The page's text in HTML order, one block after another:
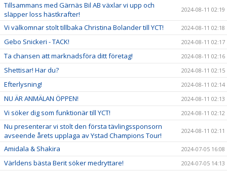
Tillsammans med Gärnäs Bil AB växlar vi upp och
släpper loss hästkrafter!
2024-08-11 02:19
Vi välkomnar stolt tillbaka Christina Bolander till YCT! 2024-08-11 02:18
Gebo Snickeri - TACK! 2024-08-11 02:17
Ta chansen att marknadsföra ditt företag! 2024-08-11 02:16
Shettisar! Har du? 2024-08-11 02:15
Efterlysning! 2024-08-11 02:14
NU ÄR ANMÄLAN ÖPPEN! 2024-08-11 02:13
Vi söker dig som funktionär till YCT! 2024-08-11 02:12
Nu presenterar vi stolt den första tävlingssponsorn
avseende årets upplaga av Ystad Champions Tour!
2024-08-11 02:11
Amidala & Shakira 2024-07-05 16:08
Världens bästa Berit söker medryttare!
2024-07-05 14:13